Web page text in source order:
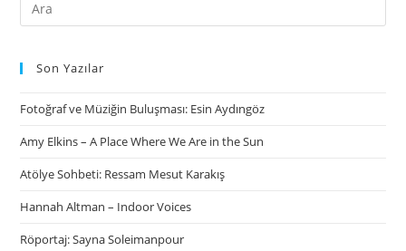
Son Yazılar
Fotoğraf ve Müziğin Buluşması: Esin Aydıngöz
Amy Elkins – A Place Where We Are in the Sun
Atölye Sohbeti: Ressam Mesut Karakış
Hannah Altman – Indoor Voices
Röportaj: Sayna Soleimanpour